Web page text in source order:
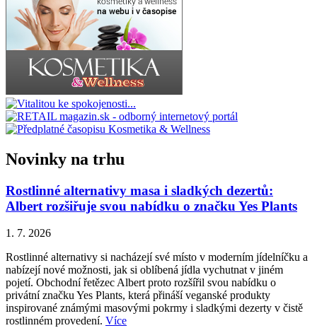
Novinky na trhu
Rostlinné alternativy masa i sladkých dezertů:
Albert rozšiřuje svou nabídku o značku Yes Plants
1. 7. 2026
Rostlinné alternativy si nacházejí své místo v moderním jídelníčku a
nabízejí nové možnosti, jak si oblíbená jídla vychutnat v jiném
pojetí. Obchodní řetězec Albert proto rozšířil svou nabídku o
privátní značku Yes Plants, která přináší veganské produkty
inspirované známými masovými pokrmy i sladkými dezerty v čistě
rostlinném provedení. Více